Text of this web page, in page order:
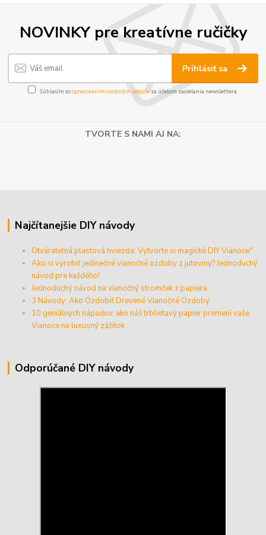
NOVINKY pre kreatívne ručičky
Prihlásiť sa
Súhlasím sospracovaním osobných údajov za účelom zasielania newslettera.
TVORTE S NAMI AJ NA:
Najčítanejšie DIY návody
Otvárateľná plastová hviezda: Vytvorte si magické DIY Vianoce"
Ako si vyrobiť jedinečné vianočné ozdoby z jutoviny? Jednoduchý
návod pre každého!
Jednoduchý návod na vianočný stromček z papiera
3 Návody: Ako Ozdobiť Drevené Vianočné Ozdoby
10 geniálnych nápadov, ako náš trblietavý papier premení vaše
Vianoce na luxusný zážitok
Odporúčané DIY návody